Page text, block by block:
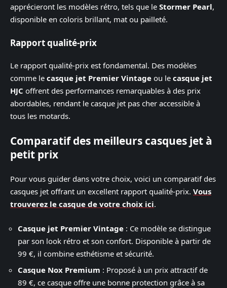
apprécieront les modèles rétro, tels que le Stormer Pearl,
disponible en coloris brillant, mat ou pailleté.
Rapport qualité-prix
Le rapport qualité-prix est fondamental. Des modèles
comme le casque jet Premier Vintage ou le casque jet
HJC offrent des performances remarquables à des prix
abordables, rendant le casque jet pas cher accessible à
tous les motards.
Comparatif des meilleurs casques jet à
petit prix
Pour vous guider dans votre choix, voici un comparatif des
casques jet offrant un excellent rapport qualité-prix. Vous
trouverez le casque de votre choix ici.
Casque jet Premier Vintage : Ce modèle se distingue
par son look rétro et son confort. Disponible à partir de
99 €, il combine esthétisme et sécurité.
Casque Nox Premium : Proposé à un prix attractif de
89 €, ce casque offre une bonne protection grâce à sa